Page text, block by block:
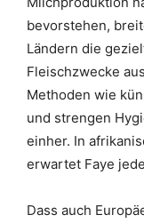
bevorstehen,
Ländern die
Fleischzwecke
Methoden wie
und strengen
einher. In
erwartet Faye
Dass auch